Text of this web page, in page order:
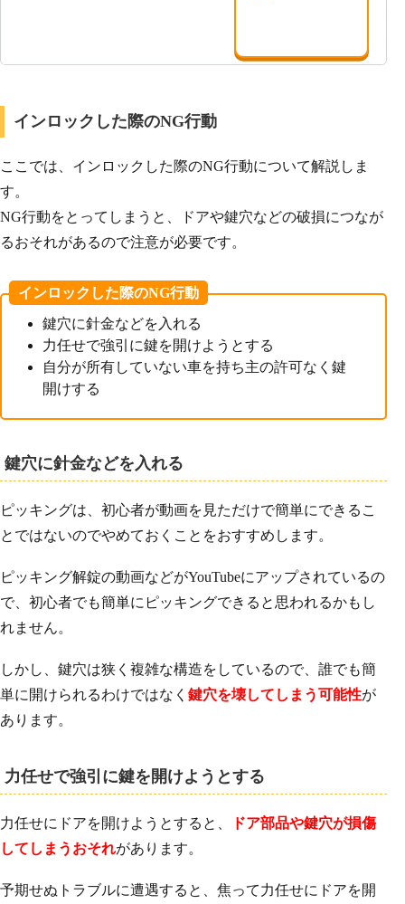
インロックした際のNG行動
ここでは、インロックした際のNG行動について解説しま
す。
NG行動をとってしまうと、ドアや鍵穴などの破損につなが
るおそれがあるので注意が必要です。
インロックした際のNG行動
鍵穴に針金などを入れる
力任せで強引に鍵を開けようとする
自分が所有していない車を持ち主の許可なく鍵
開けする
鍵穴に針金などを入れる
ピッキングは、初心者が動画を見ただけで簡単にできるこ
とではないのでやめておくことをおすすめします。
ピッキング解錠の動画などがYouTubeにアップされているの
で、初心者でも簡単にピッキングできると思われるかもし
れません。
しかし、鍵穴は狭く複雑な構造をしているので、誰でも簡
単に開けられるわけではなく 鍵穴を壊してしまう可能性が
あります。
力任せで強引に鍵を開けようとする
力任せにドアを開けようとすると、
ドア部品や鍵穴が損傷
してしまうおそれがあります。
予期せぬトラブルに遭遇すると、焦って力任せにドアを開